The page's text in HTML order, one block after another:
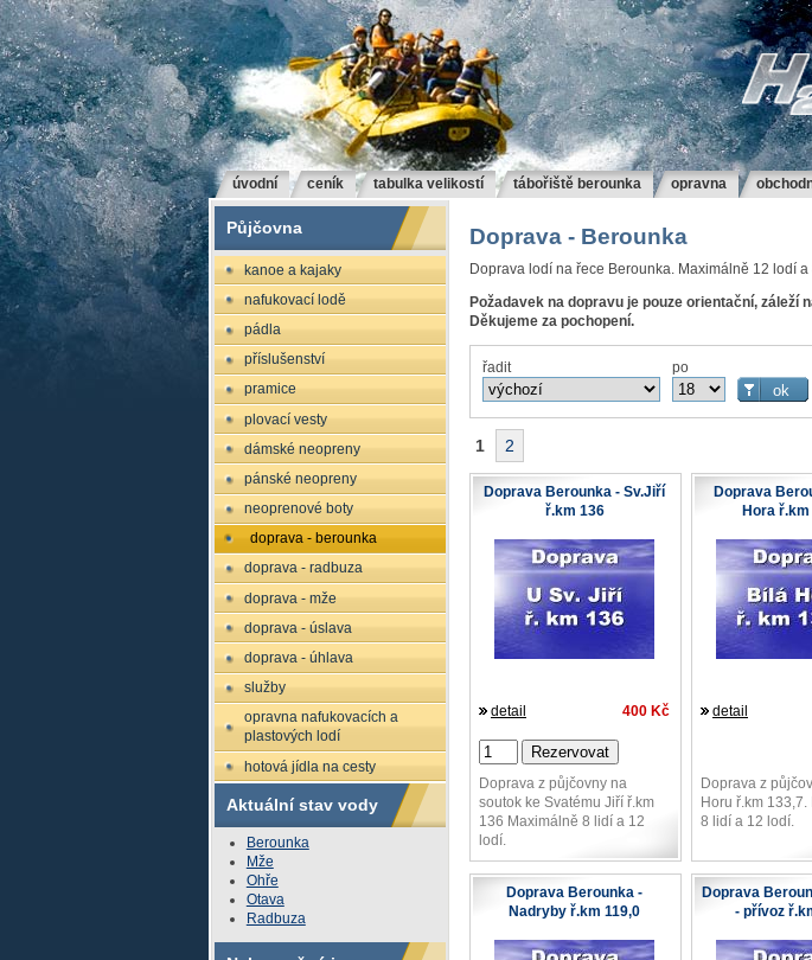
úvodní ceník tabulka velikostí tábořiště berounka opravna
Doprava - Berounka
Doprava lodí na řece Berounka. Maximálně 12 lodí a
Požadavek na dopravu je pouze orientační, záleží
Děkujeme za pochopení.
řadit po
1 2
Doprava Berounka - Sv.Jiří
ř.km 136
Doprava
Hora ř.km
400 Kč
detail detail
Doprava z půjčovny na
soutok ke Svatému Jiří ř.km
136 Maximálně 8 lidí a 12
lodí.
Doprava z
Horu ř.km 133,7.
8 lidí a 12 lodí.
Doprava Berounka -
Nadryby ř.km 119,0
Doprava
- přívoz
Půjčovna
kanoe a kajaky
nafukovací lodě
pádla
příslušenství
pramice
plovací vesty
dámské neopreny
pánské neopreny
neoprenové boty
doprava - berounka
doprava - radbuza
doprava - mže
doprava - úslava
doprava - úhlava
služby
opravna nafukovacích a
plastových lodí
hotová jídla na cesty
Aktuální stav vody
Berounka
Mže
Ohře
Otava
Radbuza